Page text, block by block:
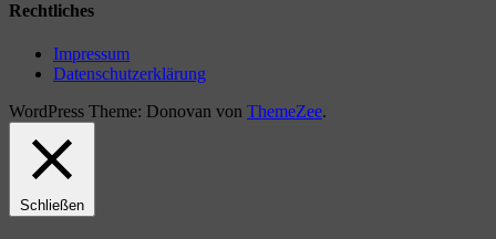
Rechtliches
Impressum
Datenschutzerklärung
WordPress Theme: Donovan von ThemeZee.
Schließen